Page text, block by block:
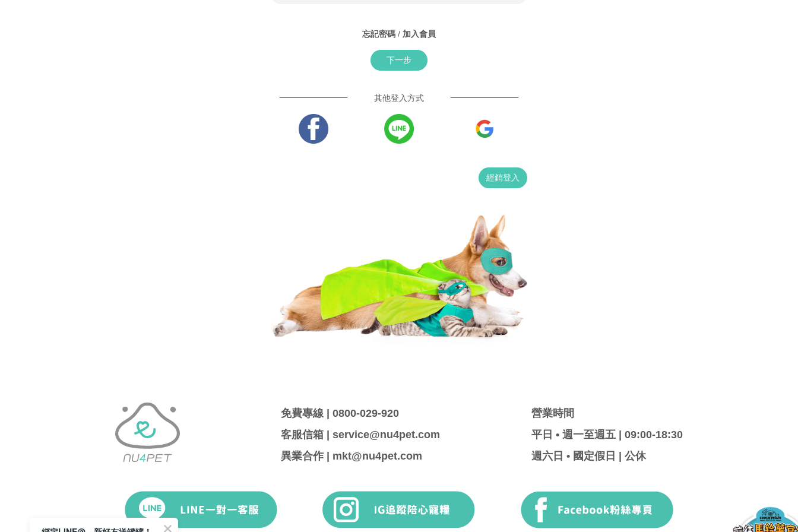
忘記密碼 / 加入會員
下一步
其他登入方式
經銷登入
免費專線 | 0800-029-920
客服信箱 | service@nu4pet.com
異業合作 | mkt@nu4pet.com
營業時間
平日 • 週一至週五 | 09:00-18:30
週六日 • 國定假日 | 公休